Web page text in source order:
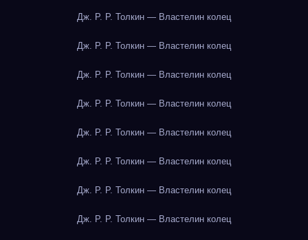
Дж. Р. Р. Толкин — Властелин колец
Дж. Р. Р. Толкин — Властелин колец
Дж. Р. Р. Толкин — Властелин колец
Дж. Р. Р. Толкин — Властелин колец
Дж. Р. Р. Толкин — Властелин колец
Дж. Р. Р. Толкин — Властелин колец
Дж. Р. Р. Толкин — Властелин колец
Дж. Р. Р. Толкин — Властелин колец